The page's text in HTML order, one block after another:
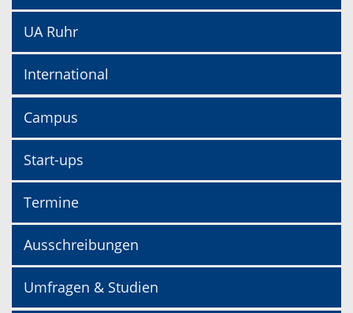
UA Ruhr
International
Campus
Start-ups
Termine
Ausschreibungen
Umfragen & Studien